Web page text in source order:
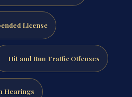
License
Hit and Run Traffic Offenses
Hearings